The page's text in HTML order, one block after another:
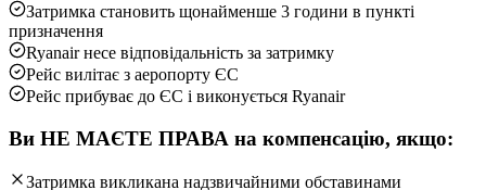
Затримка становить щонайменше 3 години в пункті
призначення
Ryanair несе відповідальність за затримку
Рейс вилітає з аеропорту ЄС
Рейс прибуває до ЄС і виконується Ryanair
Ви НЕ МАЄТЕ ПРАВА на компенсацію, якщо:
Затримка викликана надзвичайними обставинами